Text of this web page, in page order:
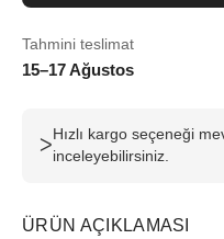
Tahmini teslimat
15–17 Ağustos
ᐳ
Hızlı kargo seçeneği
inceleyebilirsiniz.
ÜRÜN AÇIKLAMASI